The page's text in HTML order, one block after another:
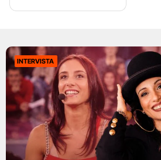
INTERVISTA